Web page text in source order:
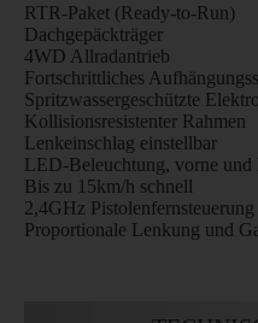
RTR-Paket (Ready-to-Run)
Dachgepäckträger
4WD Allradantrieb
Fortschrittliches
Spritzwassergeschützte
Kollisionsresistenter Rahmen
Lenkeinschlag einstellbar
LED-Beleuchtung, vorne und
Bis zu 15km/h schnell
2,4GHz Pistolenfernsteuerung
Proportionale Lenkung und